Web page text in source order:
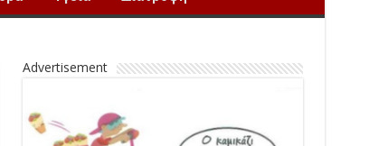
Advertisement